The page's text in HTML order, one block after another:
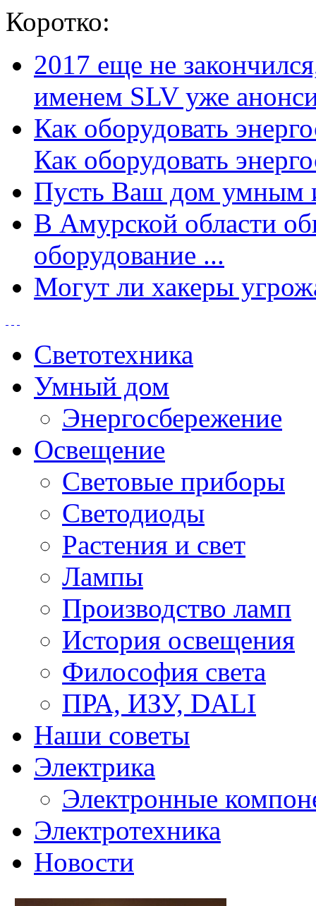
Коротко:
2017 еще не
именем SLV уже
Как оборудовать
Как оборудовать
Пусть Ваш дом умным
В Амурской области
оборудование ...
Могут ли хакеры
Светотехника
Умный дом
Энергосбережение
Освещение
Световые приборы
Светодиоды
Растения и свет
Лампы
Производство ламп
История освещения
Философия света
ПРА, ИЗУ, DALI
Наши советы
Электрика
Электронные
Электротехника
Новости